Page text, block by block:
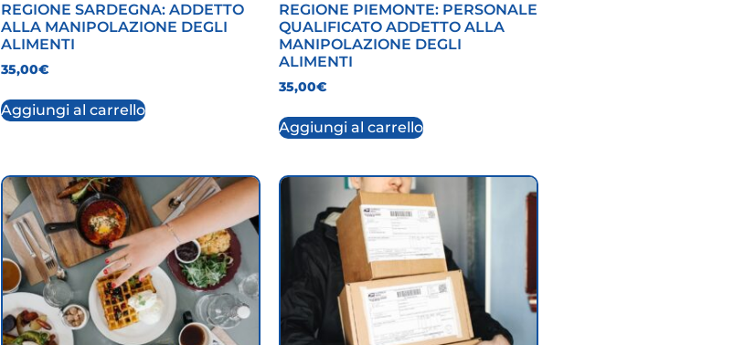
REGIONE SARDEGNA: ADDETTO
ALLA MANIPOLAZIONE DEGLI
ALIMENTI
35,00€
Aggiungi al carrello
REGIONE PIEMONTE: PERSONALE
QUALIFICATO ADDETTO ALLA
MANIPOLAZIONE DEGLI
ALIMENTI
35,00€
Aggiungi al carrello